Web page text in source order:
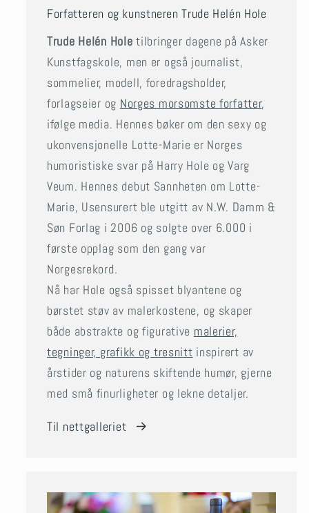
Forfatteren og kunstneren Trude Helén Hole
Trude Helén Hole tilbringer dagene på Asker
Kunstfagskole, men er også journalist,
sommelier, modell, foredragsholder,
forlagseier og Norges morsomste forfatter,
ifølge media. Hennes bøker om den sexy og
ukonvensjonelle Lotte-Marie er Norges
humoristiske svar på Harry Hole og Varg
Veum. Hennes debut Sannheten om Lotte-
Marie, Usensurert ble utgitt av N.W. Damm &
Søn Forlag i 2006 og solgte over 6.000 i
første opplag som den gang var
Norgesrekord.
Nå har Hole også spisset blyantene og
børstet støv av malerkostene, og skaper
både abstrakte og figurative malerier,
tegninger, grafikk og tresnitt inspirert av
årstider og naturens skiftende humør, gjerne
med små finurligheter og lekne detaljer.
Til nettgalleriet